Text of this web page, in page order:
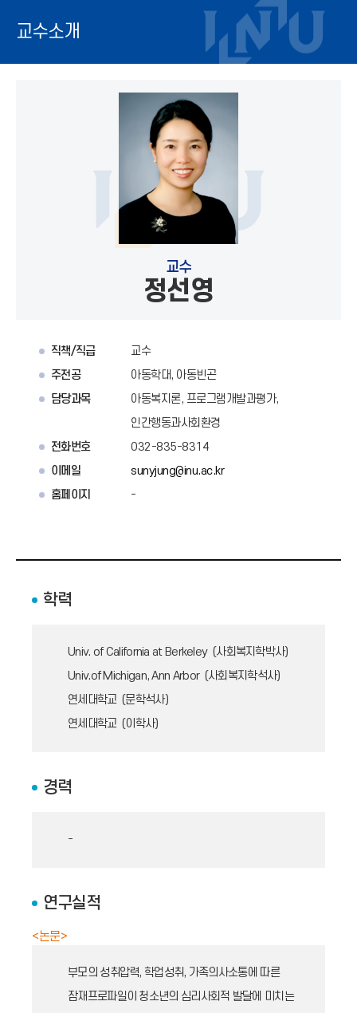
교수소개
교수
정선영
직책/직급
교수
주전공
아동학대, 아동빈곤
담당과목
아동복지론, 프로그램개발과평가,
인간행동과사회환경
전화번호
032-835-8314
이메일
sunyjung@inu.ac.kr
홈페이지
-
학력
Univ. of California at Berkeley (사회복지학박사)
Univ.of Michigan, Ann Arbor (사회복지학석사)
연세대학교 (문학석사)
연세대학교 (이학사)
경력
-
연구실적
<논문>
부모의 성취압력, 학업성취, 가족의사소통에 따른
잠재프로파일이 청소년의 심리사회적 발달에 미치는